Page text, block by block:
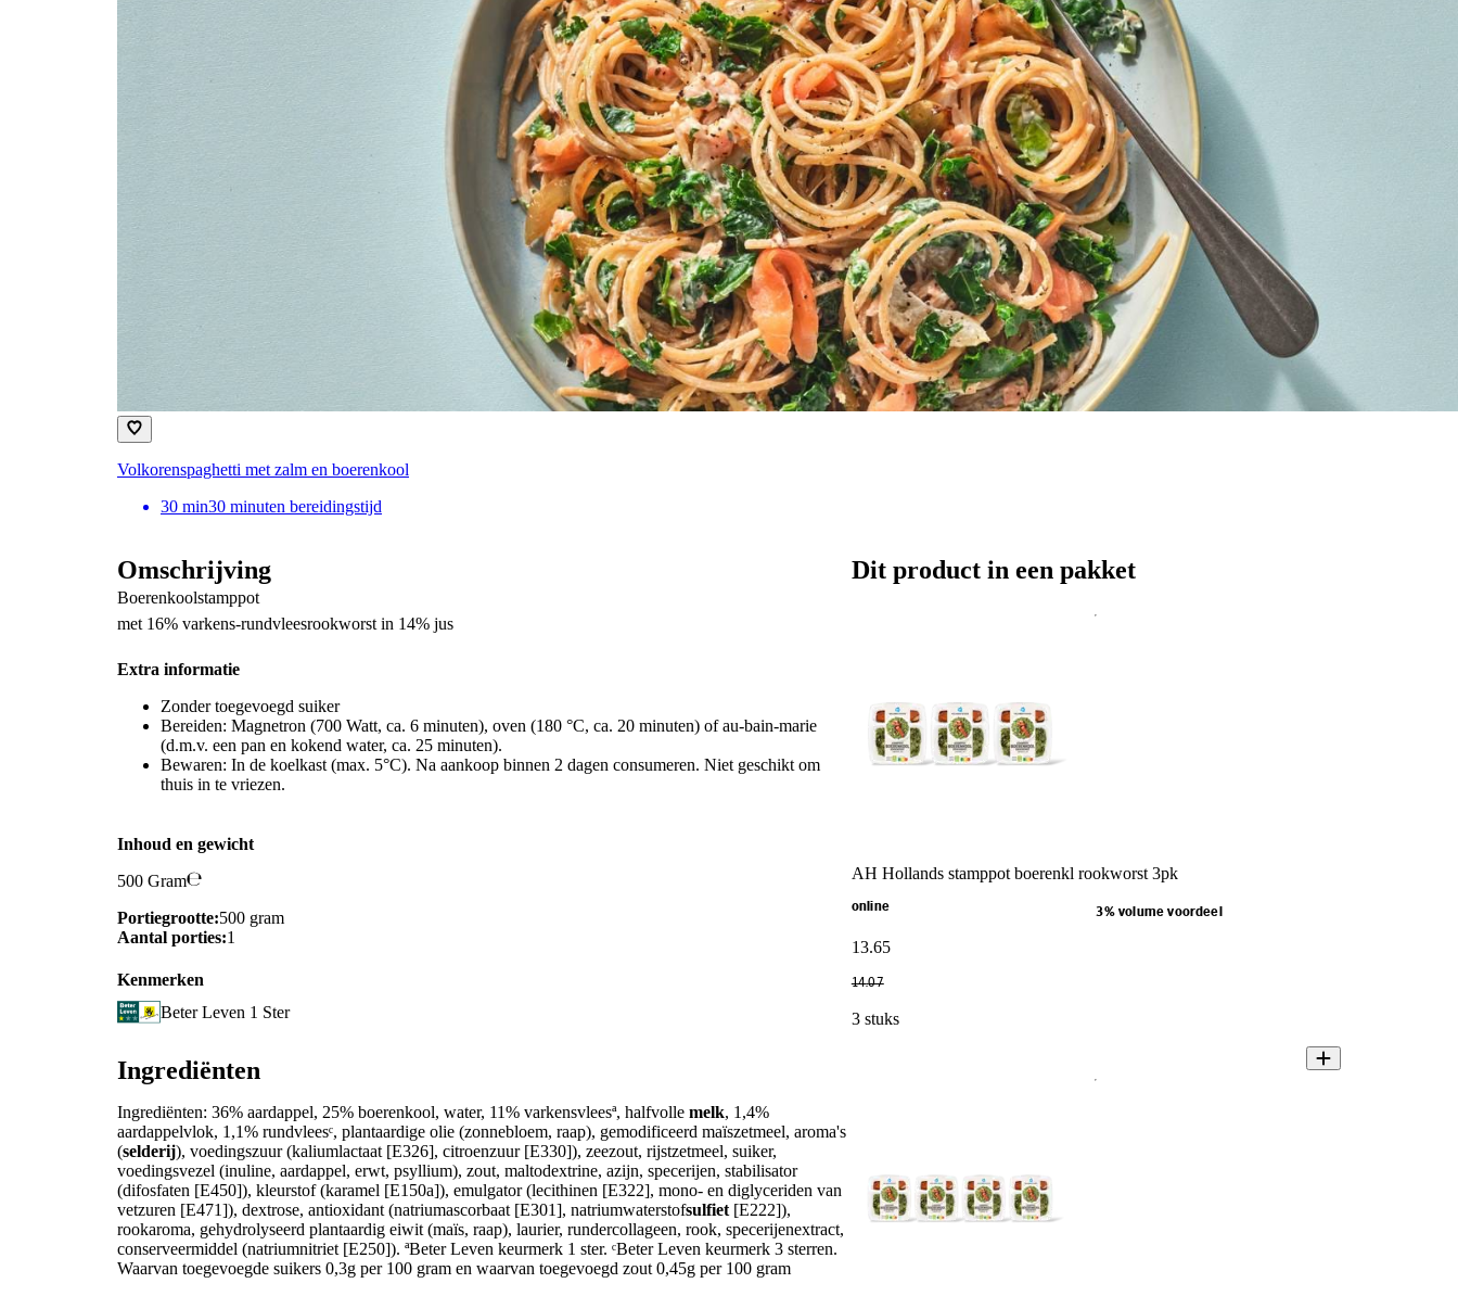
Volkorenspaghetti met zalm en boerenkool
30 min30 minuten bereidingstijd
Omschrijving
Boerenkoolstamppot
met 16% varkens-rundvleesrookworst in 14% jus
Extra informatie
Zonder toegevoegd suiker
Bereiden: Magnetron (700 Watt, ca. 6 minuten), oven (180 °C, ca. 20 minuten) of au-bain-marie
(d.m.v. een pan en kokend water, ca. 25 minuten).
Bewaren: In de koelkast (max. 5°C). Na aankoop binnen 2 dagen consumeren. Niet geschikt om
thuis in te vriezen.
Inhoud en gewicht
500 Gram
Portiegrootte:500 gram
Aantal porties:1
Kenmerken
Beter Leven 1 Ster
Ingrediënten
Ingrediënten: 36% aardappel, 25% boerenkool, water, 11% varkensvleesª, halfvolle melk, 1,4%
aardappelvlok, 1,1% rundvleesᶜ, plantaardige olie (zonnebloem, raap), gemodificeerd maïszetmeel, aroma's
(selderij), voedingszuur (kaliumlactaat [E326], citroenzuur [E330]), zeezout, rijstzetmeel, suiker,
voedingsvezel (inuline, aardappel, erwt, psyllium), zout, maltodextrine, azijn, specerijen, stabilisator
(difosfaten [E450]), kleurstof (karamel [E150a]), emulgator (lecithinen [E322], mono- en diglyceriden van
vetzuren [E471]), dextrose, antioxidant (natriumascorbaat [E301], natriumwaterstofsulfiet [E222]),
rookaroma, gehydrolyseerd plantaardig eiwit (maïs, raap), laurier, rundercollageen, rook, specerijenextract,
conserveermiddel (natriumnitriet [E250]). ªBeter Leven keurmerk 1 ster. ᶜBeter Leven keurmerk 3 sterren.
Waarvan toegevoegde suikers 0,3g per 100 gram en waarvan toegevoegd zout 0,45g per 100 gram
Dit product in een pakket
AH Hollands stamppot boerenkl rookworst 3pk
online 3% volume voordeel
13.65
14.07
3 stuks